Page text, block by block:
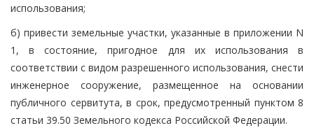
использования;
б) привести земельные участки, указанные в приложении N
1, в состояние, пригодное для их использования в
соответствии с видом разрешенного использования, снести
инженерное сооружение, размещенное на основании
публичного сервитута, в срок, предусмотренный пунктом 8
статьи 39.50 Земельного кодекса Российской Федерации.